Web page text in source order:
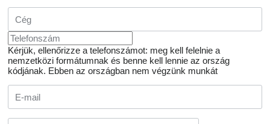
Kérjük, ellenőrizze a telefonszámot: meg kell felelnie a
nemzetközi formátumnak és benne kell lennie az ország
kódjának. Ebben az országban nem végzünk munkát